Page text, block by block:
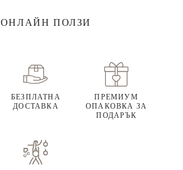
ОНЛАЙН ПОЛЗИ
БЕЗПЛАТНА
ДОСТАВКА
ПРЕМИУМ
ОПАКОВКА ЗА
ПОДАРЪК